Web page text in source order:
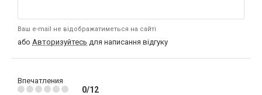
Ваш e-mail не відображатиметься на сайті
або Авторизуйтесь для написання відгуку
Впечатления
0/12